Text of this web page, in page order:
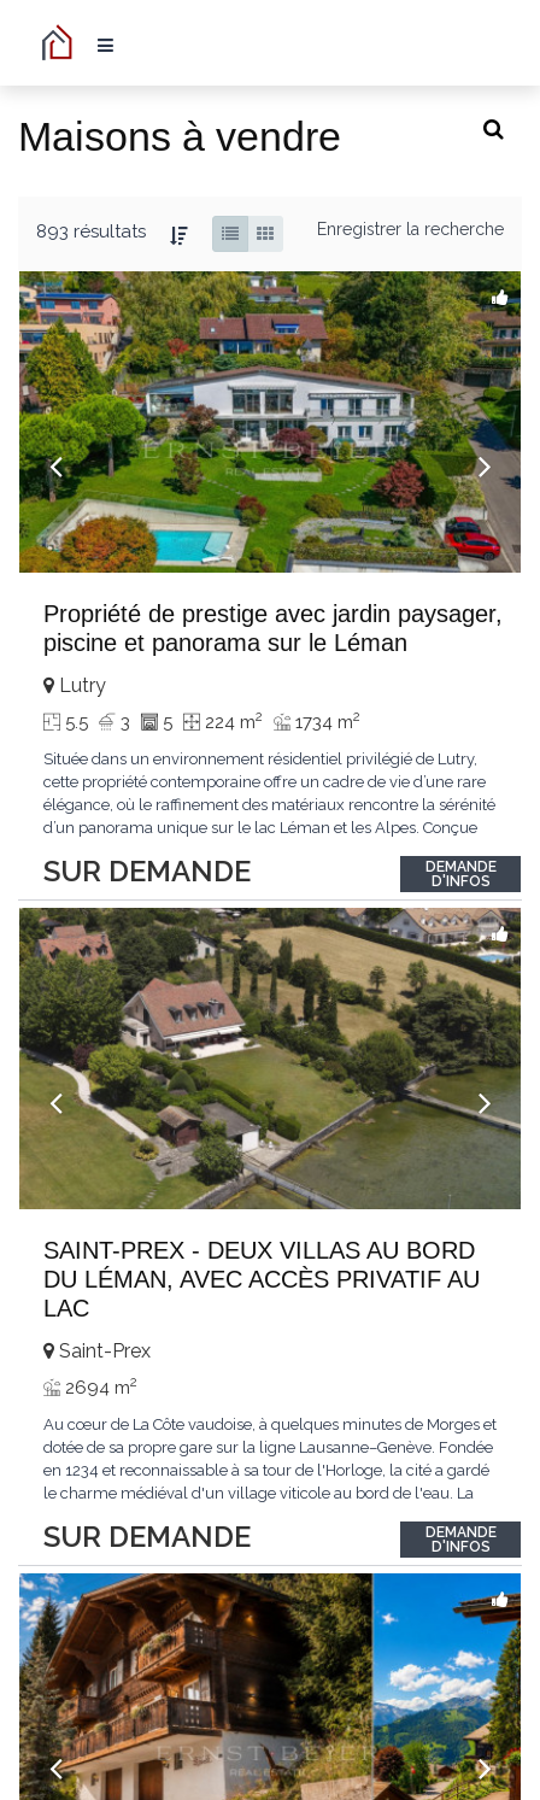
Maisons à vendre
893 résultats Enregistrer la recherche
Propriété de prestige avec jardin paysager,
piscine et panorama sur le Léman
SUR DEMANDE
Lutry
5.5 3 5 224 m2 1734 m2
Située dans un environnement résidentiel privilégié de Lutry,
cette propriété contemporaine offre un cadre de vie d’une rare
élégance, où le raffinement des matériaux rencontre la sérénité
d’un panorama unique sur le lac Léman et les Alpes. Conçue
distingue par ses espaces généreux et son atmosphère
résolument harmonieuse. Caractéristiques...
DEMANDE
D'INFOS
SAINT-PREX - DEUX VILLAS AU BORD
DU LÉMAN, AVEC ACCÈS PRIVATIF AU
LAC
SUR DEMANDE
Saint-Prex
2694 m2
Au cœur de La Côte vaudoise, à quelques minutes de Morges et
dotée de sa propre gare sur la ligne Lausanne–Genève. Fondée
en 1234 et reconnaissable à sa tour de l'Horloge, la cité a gardé
le charme médiéval d'un village viticole au bord de l'eau. La
immédiate des villes. Dans cet environnement privilégié, une
propriété...
DEMANDE
D'INFOS